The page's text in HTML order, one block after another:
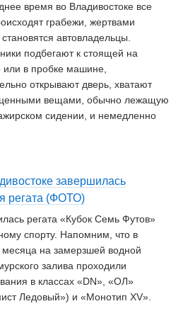
время во Владивостоке все
грабежи, жертвами
автовладельцы.
подбегают к стоящей на
или в пробке машине,
открывают дверь, хватают
ценными вещами, обычно лежащую
сидении, и немедленно
завершилась
регата (ФОТО)
регата «Кубок Семь Футов»
спорту. Напомним, что в
месяца на замерзшей водной
залива проходили
в классах «DN», «ОЛ»
Ледовый») и «Монотип XV».